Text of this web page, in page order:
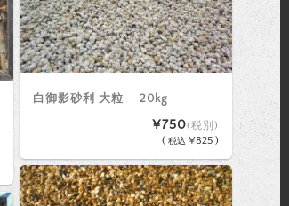
白御影砂利 大粒 20kg
¥750(税別)
( 税込 ¥825 )